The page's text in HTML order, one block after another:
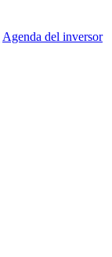
Agenda del inversor